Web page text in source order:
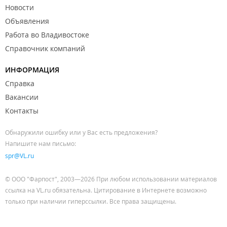
Новости
Объявления
Работа во Владивостоке
Справочник компаний
ИНФОРМАЦИЯ
Справка
Вакансии
Контакты
Обнаружили ошибку или у Вас есть предложения?
Напишите нам письмо:
spr@VL.ru
© ООО "Фарпост", 2003—2026 При любом использовании материалов
ссылка на VL.ru обязательна. Цитирование в Интернете возможно
только при наличии гиперссылки. Все права защищены.